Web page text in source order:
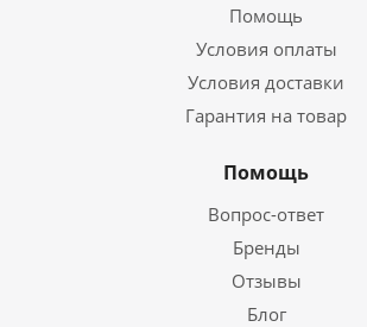
Помощь
Условия оплаты
Условия доставки
Гарантия на товар
Помощь
Вопрос-ответ
Бренды
Отзывы
Блог